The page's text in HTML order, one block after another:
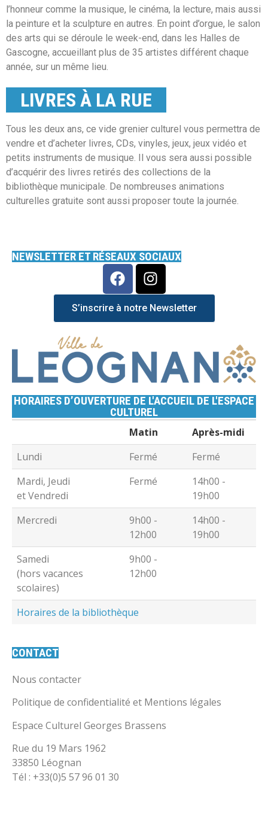
l’honneur comme la musique, le cinéma, la lecture, mais aussi
la peinture et la sculpture en autres. En point d’orgue, le salon
des arts qui se déroule le week-end, dans les Halles de
Gascogne, accueillant plus de 35 artistes différent chaque
année, sur un même lieu.
LIVRES À LA RUE
Tous les deux ans, ce vide grenier culturel vous permettra de
vendre et d’acheter livres, CDs, vinyles, jeux, jeux vidéo et
petits instruments de musique. Il vous sera aussi possible
d’acquérir des livres retirés des collections de la
bibliothèque municipale. De nombreuses animations
culturelles gratuite sont aussi proposer toute la journée.
NEWSLETTER ET RÉSEAUX SOCIAUX
S’inscrire à notre Newsletter
HORAIRES D’OUVERTURE DE L'ACCUEIL DE L'ESPACE
CULTUREL
Matin
Après-midi
Lundi
Fermé
Fermé
Mardi, Jeudi
et Vendredi
Fermé
14h00 -
19h00
Mercredi
9h00 -
12h00
14h00 -
19h00
Samedi
(hors vacances
scolaires)
9h00 -
12h00
Horaires de la bibliothèque
CONTACT
Nous contacter
Politique de confidentialité et Mentions légales
Espace Culturel Georges Brassens
Rue du 19 Mars 1962
33850 Léognan
Tél : +33(0)5 57 96 01 30